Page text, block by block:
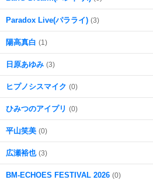
Paradox Live(パラライ) (3)
陽高真白 (1)
日原あゆみ (3)
ヒプノシスマイク (0)
ひみつのアイプリ (0)
平山笑美 (0)
広瀬裕也 (3)
BM-ECHOES FESTIVAL 2026 (0)